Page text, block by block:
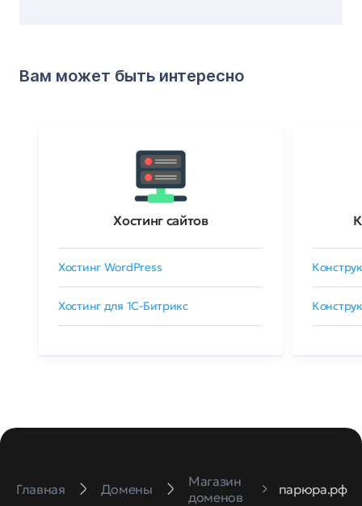
Вам может быть интересно
Хостинг сайтов
Хостинг WordPress
Хостинг для 1C-Битрикс
Главная Домены
Магазин
доменов
парюра.рф